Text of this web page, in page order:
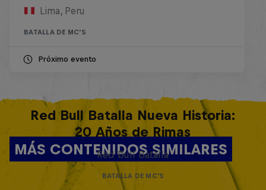
Lima, Peru
BATALLA DE MC'S
Próximo evento
MÁS CONTENIDOS SIMILARES
Red Bull Batalla Nueva Historia:
20 Años de Rimas
Red Bull Batalla
BATALLA DE MC'S